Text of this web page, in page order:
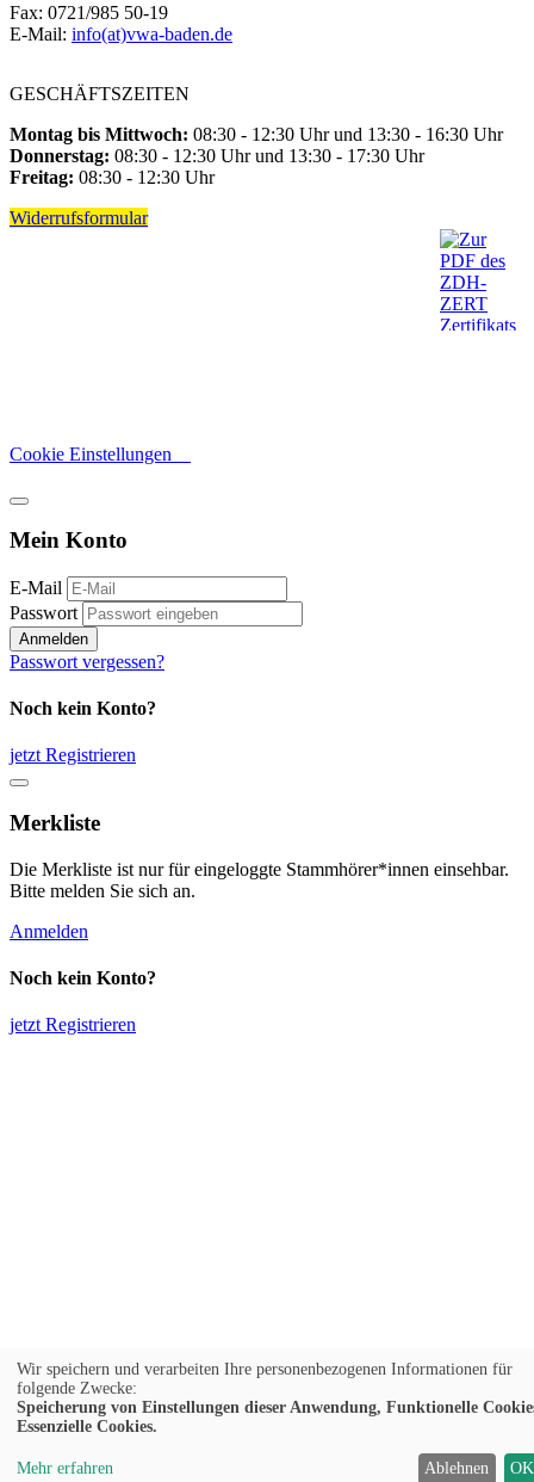
Fax: 0721/985 50-19
E-Mail: info(at)vwa-baden.de
GESCHÄFTSZEITEN
Montag bis Mittwoch: 08:30 - 12:30 Uhr und 13:30 - 16:30 Uhr
Donnerstag: 08:30 - 12:30 Uhr und 13:30 - 17:30 Uhr
Freitag: 08:30 - 12:30 Uhr
Widerrufsformular
Cookie Einstellungen
Mein Konto
E-Mail
Passwort
Anmelden
Passwort vergessen?
Noch kein Konto?
jetzt Registrieren
Merkliste
Die Merkliste ist nur für eingeloggte Stammhörer*innen einsehbar.
Bitte melden Sie sich an.
Anmelden
Noch kein Konto?
jetzt Registrieren
Wir speichern und verarbeiten Ihre personenbezogenen Informationen für
folgende Zwecke:
Speicherung von Einstellungen dieser Anwendung, Funktionelle
Essenzielle Cookies.
Mehr erfahren Ablehnen OK